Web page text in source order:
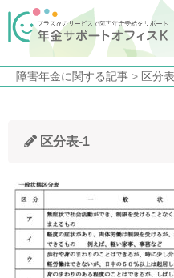
障害年金に関する記事 > 区分
区分表-1